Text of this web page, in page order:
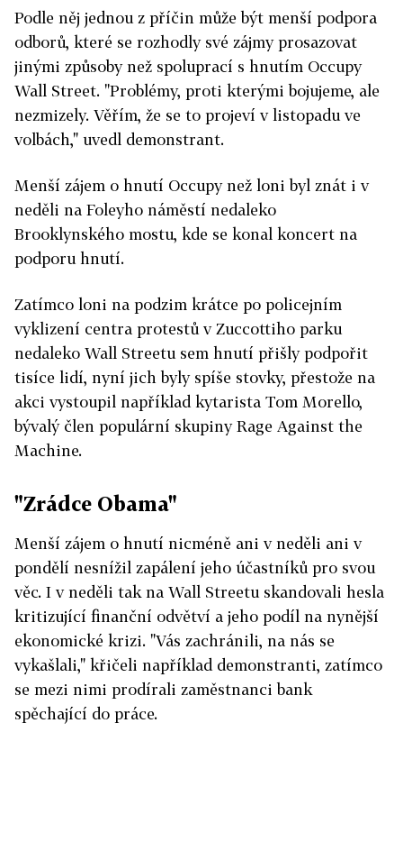
Podle něj jednou z příčin může být menší podpora
odborů, které se rozhodly své zájmy prosazovat
jinými způsoby než spoluprací s hnutím Occupy
Wall Street. "Problémy, proti kterými bojujeme, ale
nezmizely. Věřím, že se to projeví v listopadu ve
volbách," uvedl demonstrant.
Menší zájem o hnutí Occupy než loni byl znát i v
neděli na Foleyho náměstí nedaleko
Brooklynského mostu, kde se konal koncert na
podporu hnutí.
Zatímco loni na podzim krátce po policejním
vyklizení centra protestů v Zuccottiho parku
nedaleko Wall Streetu sem hnutí přišly podpořit
tisíce lidí, nyní jich byly spíše stovky, přestože na
akci vystoupil například kytarista Tom Morello,
bývalý člen populární skupiny Rage Against the
Machine.
"Zrádce Obama"
Menší zájem o hnutí nicméně ani v neděli ani v
pondělí nesnížil zapálení jeho účastníků pro svou
věc. I v neděli tak na Wall Streetu skandovali hesla
kritizující finanční odvětví a jeho podíl na nynější
ekonomické krizi. "Vás zachránili, na nás se
vykašlali," křičeli například demonstranti, zatímco
se mezi nimi prodírali zaměstnanci bank
spěchající do práce.